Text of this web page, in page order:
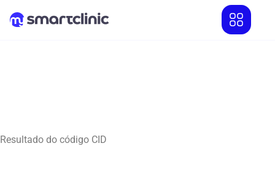
Resultado do código CID